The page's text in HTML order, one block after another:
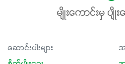
မျိုးကောင်းမှ ပျို
ဆောင်းပါးများ